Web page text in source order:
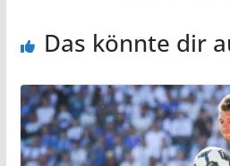
Das könnte dir